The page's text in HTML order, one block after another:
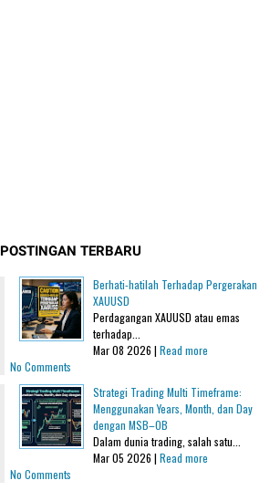
POSTINGAN TERBARU
Berhati-hatilah Terhadap Pergerakan
XAUUSD
Perdagangan XAUUSD atau emas
terhadap...
Mar 08 2026 | Read more
No Comments
Strategi Trading Multi Timeframe:
Menggunakan Years, Month, dan Day
dengan MSB–OB
Dalam dunia trading, salah satu...
Mar 05 2026 | Read more
No Comments